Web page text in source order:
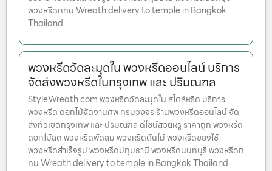
พวงหรีดกทม Wreath delivery to temple in Bangkok
Thailand
พวงหรีดวัดละมุดใน พวงหรีดออนไลน์ บริการ
จัดส่งพวงหรีดในกรุงเทพ และ ปริมณฑล
StyleWreath.com พวงหรีดวัดละมุดใน สไตล์หรีด บริการ
พวงหรีด ดอกไม้จัดงานศพ ครบวงจร ร้านพวงหรีดออนไลน์ จัด
ส่งทั่วเขตกรุงเทพ และ ปริมณฑล ดีไซน์สวยหรู ราคาถูก พวงหรีด
ดอกไม้สด พวงหรีดพัดลม พวงหรีดต้นไม้ พวงหรีดของใช้
พวงหรีดสำเร็จรูป พวงหรีดปทุมธานี พวงหรีดนนทบุรี พวงหรีดก
ทม Wreath delivery to temple in Bangkok Thailand